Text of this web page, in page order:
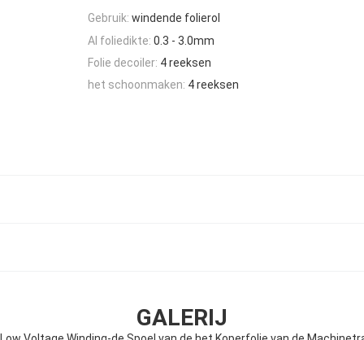
Gebruik: windende folierol
Al foliedikte: 0.3 - 3.0mm
Folie decoiler: 4 reeksen
het schoonmaken: 4 reeksen
GALERIJ